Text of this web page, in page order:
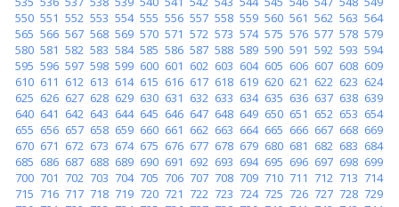
550 551 552 553 554 555 556 557 558 559 560 561 562 563 564
565 566 567 568 569 570 571 572 573 574 575 576 577 578 579
580 581 582 583 584 585 586 587 588 589 590 591 592 593 594
595 596 597 598 599 600 601 602 603 604 605 606 607 608 609
610 611 612 613 614 615 616 617 618 619 620 621 622 623 624
625 626 627 628 629 630 631 632 633 634 635 636 637 638 639
640 641 642 643 644 645 646 647 648 649 650 651 652 653 654
655 656 657 658 659 660 661 662 663 664 665 666 667 668 669
670 671 672 673 674 675 676 677 678 679 680 681 682 683 684
685 686 687 688 689 690 691 692 693 694 695 696 697 698 699
700 701 702 703 704 705 706 707 708 709 710 711 712 713 714
715 716 717 718 719 720 721 722 723 724 725 726 727 728 729